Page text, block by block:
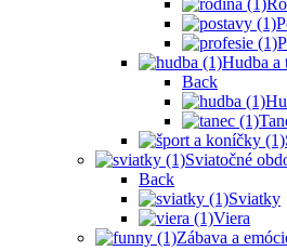
Hudba a
Back
Sviatočné
Back
Sviatky
Viera
Zábava a